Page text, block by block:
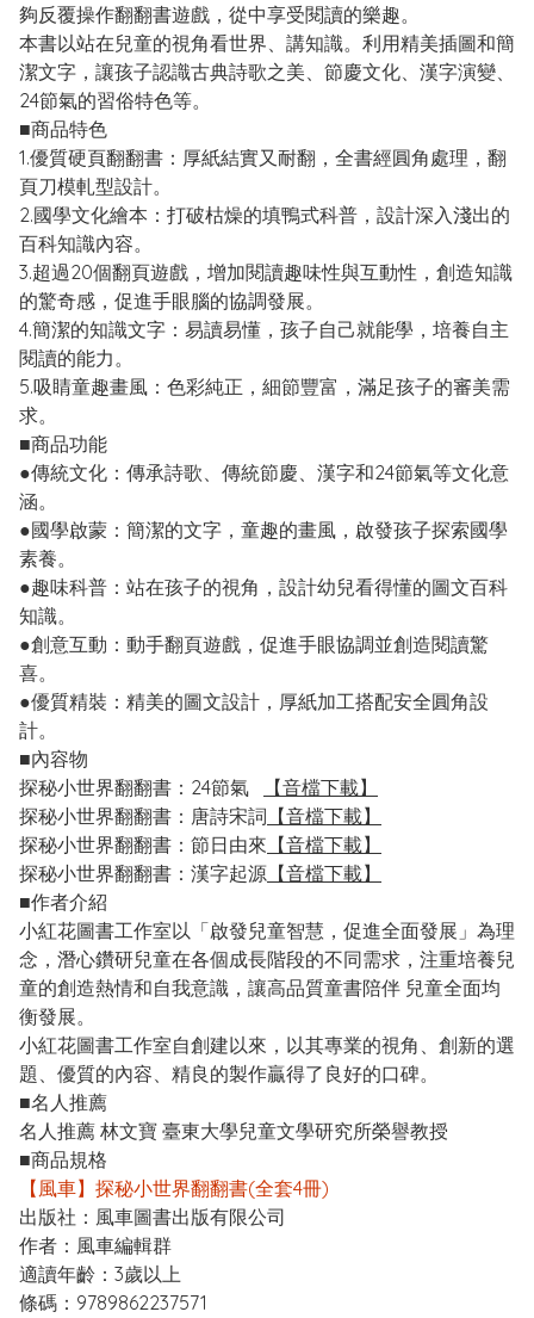
夠反覆操作翻翻書遊戲，從中享受閱讀的樂趣。
本書以站在兒童的視角看世界、講知識。利用精美插圖和簡
潔文字，讓孩子認識古典詩歌之美、節慶文化、漢字演變、
24節氣的習俗特色等。
■商品特色
1.優質硬頁翻翻書：厚紙結實又耐翻，全書經圓角處理，翻
頁刀模軋型設計。
2.國學文化繪本：打破枯燥的填鴨式科普，設計深入淺出的
百科知識內容。
3.超過20個翻頁遊戲，增加閱讀趣味性與互動性，創造知識
的驚奇感，促進手眼腦的協調發展。
4.簡潔的知識文字：易讀易懂，孩子自己就能學，培養自主
閱讀的能力。
5.吸睛童趣畫風：色彩純正，細節豐富，滿足孩子的審美需
求。
■商品功能
●傳統文化：傳承詩歌、傳統節慶、漢字和24節氣等文化意
涵。
●國學啟蒙：簡潔的文字，童趣的畫風，啟發孩子探索國學
素養。
●趣味科普：站在孩子的視角，設計幼兒看得懂的圖文百科
知識。
●創意互動：動手翻頁遊戲，促進手眼協調並創造閱讀驚
喜。
●優質精裝：精美的圖文設計，厚紙加工搭配安全圓角設
計。
■內容物
探秘小世界翻翻書：24節氣
【音檔下載】
探秘小世界翻翻書：唐詩宋詞 【音檔下載】
探秘小世界翻翻書：節日由來 【音檔下載】
探秘小世界翻翻書：漢字起源 【音檔下載】
■作者介紹
小紅花圖書工作室以「啟發兒童智慧，促進全面發展」為理
念，潛心鑽研兒童在各個成長階段的不同需求，注重培養兒
童的創造熱情和自我意識，讓高品質童書陪伴 兒童全面均
衡發展。
小紅花圖書工作室自創建以來，以其專業的視角、創新的選
題、優質的內容、精良的製作贏得了良好的口碑。
■名人推薦
名人推薦 林文寶 臺東大學兒童文學研究所榮譽教授
■商品規格
【風車】探秘小世界翻翻書(全套4冊)
出版社：風車圖書出版有限公司
作者：風車編輯群
適讀年齡：3歲以上
條碼：9789862237571